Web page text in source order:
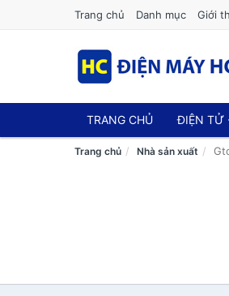
Trang chủ Danh mục Giới
TRANG CHỦ ĐIỆN TỬ
Trang chủ Nhà sản xuất